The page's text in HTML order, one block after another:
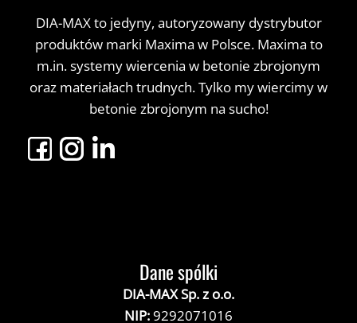
DIA-MAX to jedyny, autoryzowany dystrybutor
produktów marki Maxima w Polsce. Maxima to
m.in. systemy wiercenia w betonie zbrojonym
oraz materiałach trudnych. Tylko my wiercimy w
betonie zbrojonym na sucho!
Dane spólki
DIA-MAX Sp. z o.o.
NIP:9292071016